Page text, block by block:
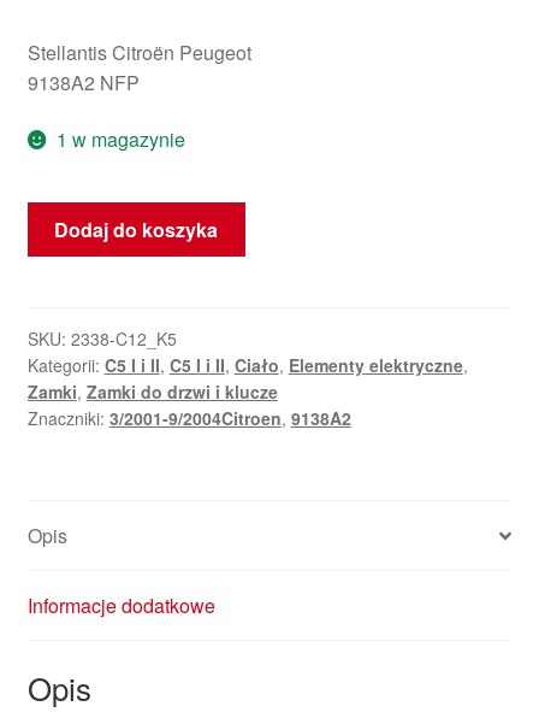
Stellantis Citroën Peugeot
9138A2 NFP
1 w magazynie
ilość
Elektryczny
tylnych
drzwi
Citroën
C5
9138A2
Dodaj do koszyka
SKU: 2338-C12_K5
Kategorii: C5 I i II, C5 I i II, Ciało, Elementy elektryczne,
Zamki, Zamki do drzwi i klucze
Znaczniki: 3/2001-9/2004Citroen, 9138A2
Opis
Informacje dodatkowe
Opis